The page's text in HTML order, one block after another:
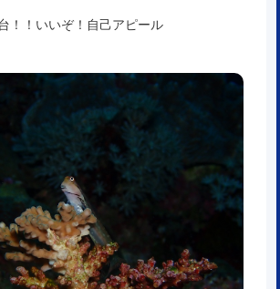
！！いいぞ！自己アピール